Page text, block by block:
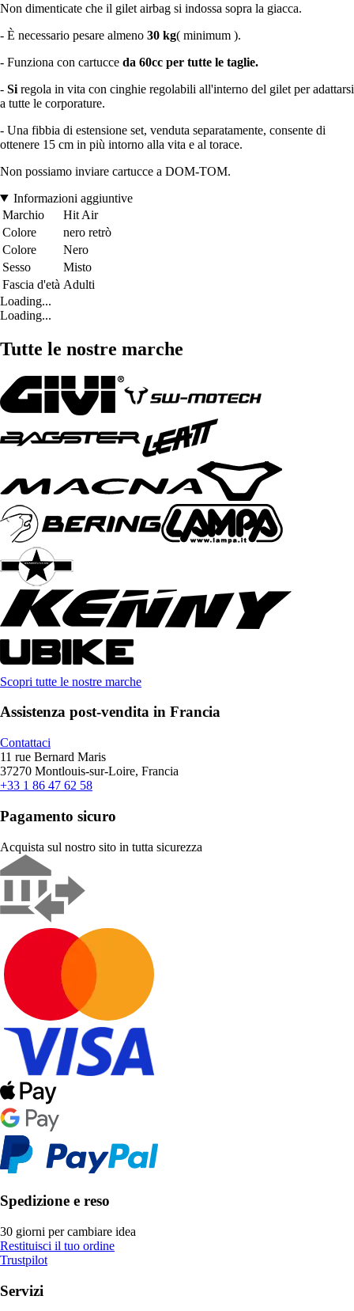
Non dimenticate che il gilet airbag si indossa sopra la giacca.
- È necessario pesare almeno 30 kg( minimum ).
- Funziona con cartucce da 60cc per tutte le taglie.
- Si regola in vita con cinghie regolabili all'interno del gilet per adattarsi
a tutte le corporature.
- Una fibbia di estensione set, venduta separatamente, consente di
ottenere 15 cm in più intorno alla vita e al torace.
Non possiamo inviare cartucce a DOM-TOM.
Informazioni aggiuntive
Marchio
Hit Air
Colore
nero retrò
Colore
Nero
Sesso
Misto
Fascia d'età Adulti
Loading...
Loading...
Tutte le nostre marche
Scopri tutte le nostre marche
Assistenza post-vendita in Francia
Contattaci
11 rue Bernard Maris
37270 Montlouis-sur-Loire, Francia
+33 1 86 47 62 58
Pagamento sicuro
Acquista sul nostro sito in tutta sicurezza
Spedizione e reso
30 giorni per cambiare idea
Restituisci il tuo ordine
Trustpilot
Servizi